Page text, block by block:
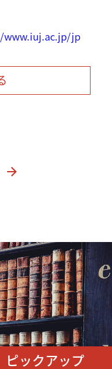
www.iuj.ac.jp/jp
ピックアップ